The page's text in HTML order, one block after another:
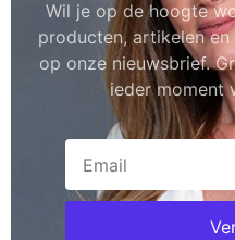
Wil je op de hoogte
producten, artikelen
op onze nieuwsbrief.
ieder moment